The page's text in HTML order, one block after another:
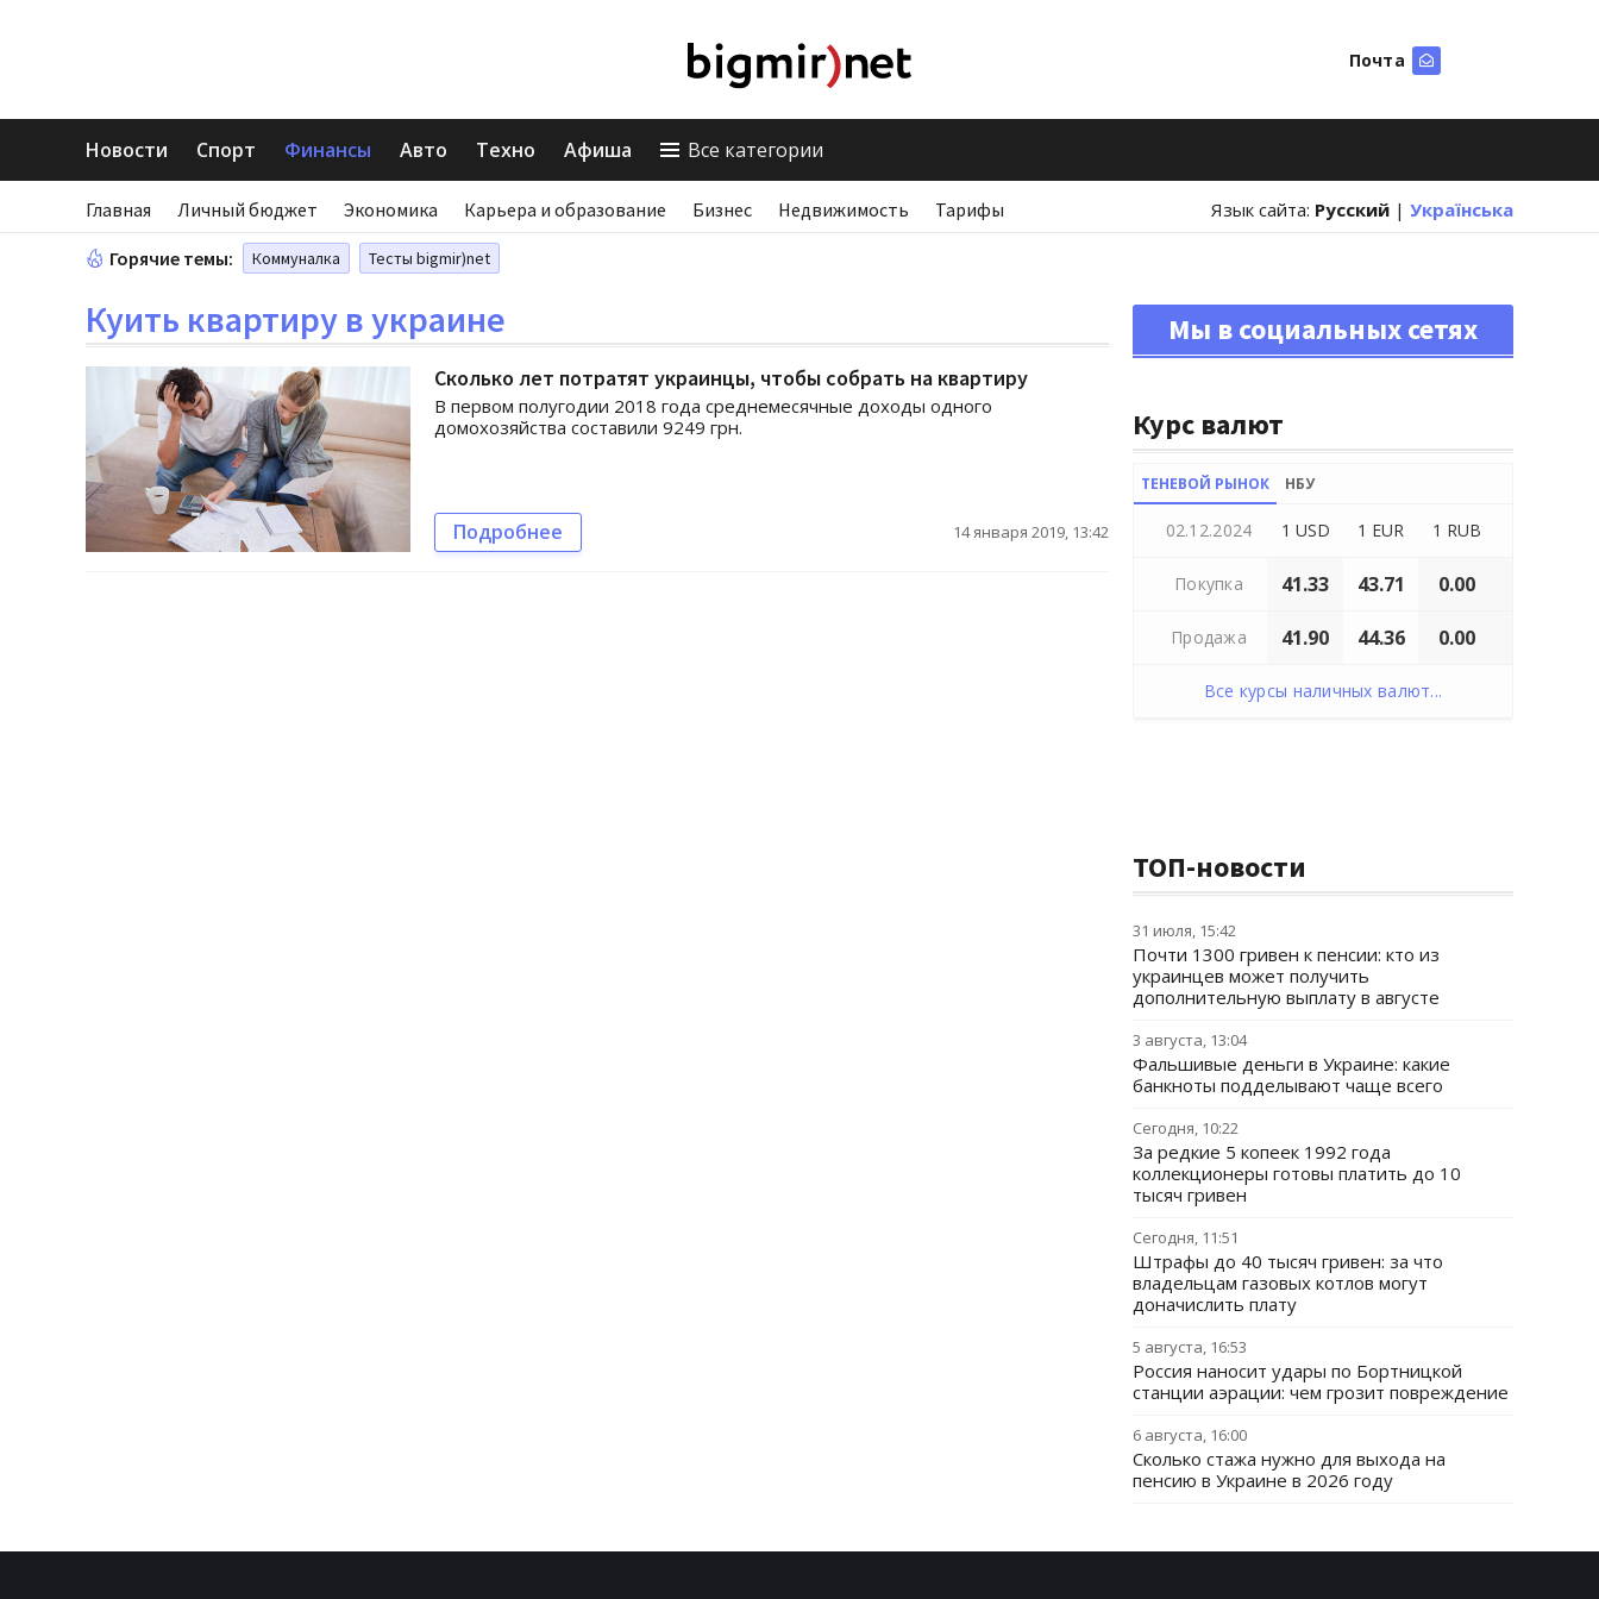
Почта
Новости Спорт Финансы Авто Техно Афиша Все категории
Главная Личный бюджет Экономика Карьера и образование Бизнес Недвижимость Тарифы Язык сайта: Русский | Українська
Горячие темы: Коммуналка Тесты bigmir)net
Куить квартиру в украине
Сколько лет потратят украинцы, чтобы собрать на квартиру
В первом полугодии 2018 года среднемесячные доходы одного
домохозяйства составили 9249 грн.
Подробнее 14 января 2019, 13:42
Мы в социальных сетях
Курс валют
ТЕНЕВОЙ РЫНОК НБУ
02.12.2024 1 USD 1 EUR 1 RUB
Покупка 41.33 43.71 0.00
Продажа 41.90 44.36 0.00
Все курсы наличных валют...
ТОП-новости
31 июля, 15:42
Почти 1300 гривен к пенсии: кто из
украинцев может получить
дополнительную выплату в августе
3 августа, 13:04
Фальшивые деньги в Украине: какие
банкноты подделывают чаще всего
Сегодня, 10:22
За редкие 5 копеек 1992 года
коллекционеры готовы платить до 10
тысяч гривен
Сегодня, 11:51
Штрафы до 40 тысяч гривен: за что
владельцам газовых котлов могут
доначислить плату
5 августа, 16:53
Россия наносит удары по Бортницкой
станции аэрации: чем грозит повреждение
6 августа, 16:00
Сколько стажа нужно для выхода на
пенсию в Украине в 2026 году